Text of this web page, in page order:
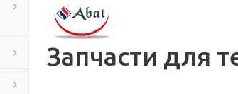
Запчасти для